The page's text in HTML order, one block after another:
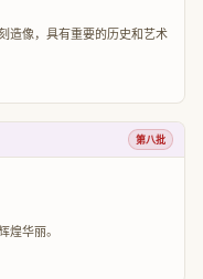
造像，具有重要的历史和艺术
第八批
煌华丽。